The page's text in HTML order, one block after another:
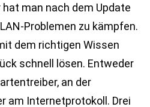
man nach dem Update
Problemen zu kämpfen.
dem richtigen Wissen
schnell lösen. Entweder
an der
am Internetprotokoll. Drei